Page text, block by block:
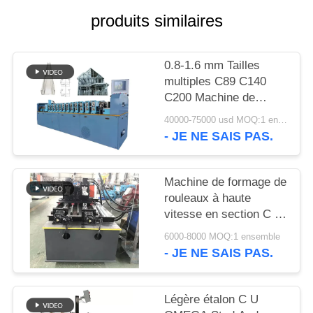
CONFIDENTIALITÉ
produits similaires
0.8-1.6 mm Tailles
multiples C89 C140
C200 Machine de
cadrage en acier léger
Machine de formage de
préfabriquée
40000-75000 usd MOQ:1 ensemble
- JE NE SAIS PAS.
Machine de formage de
rouleaux à haute
vitesse en section C à
chaîne
6000-8000 MOQ:1 ensemble
- JE NE SAIS PAS.
Légère étalon C U